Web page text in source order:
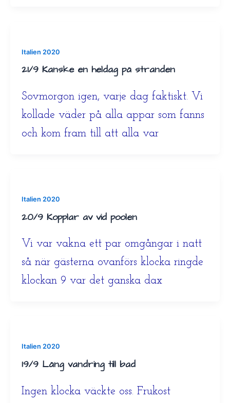
Italien 2020
21/9 Kanske en heldag på stranden
Sovmorgon igen, varje dag faktiskt. Vi
kollade väder på alla appar som fanns
och kom fram till att alla var
Italien 2020
20/9 Kopplar av vid poolen
Vi var vakna ett par omgångar i natt
så när gästerna ovanförs klocka ringde
klockan 9 var det ganska dax
Italien 2020
19/9 Lång vandring till bad
Ingen klocka väckte oss. Frukost